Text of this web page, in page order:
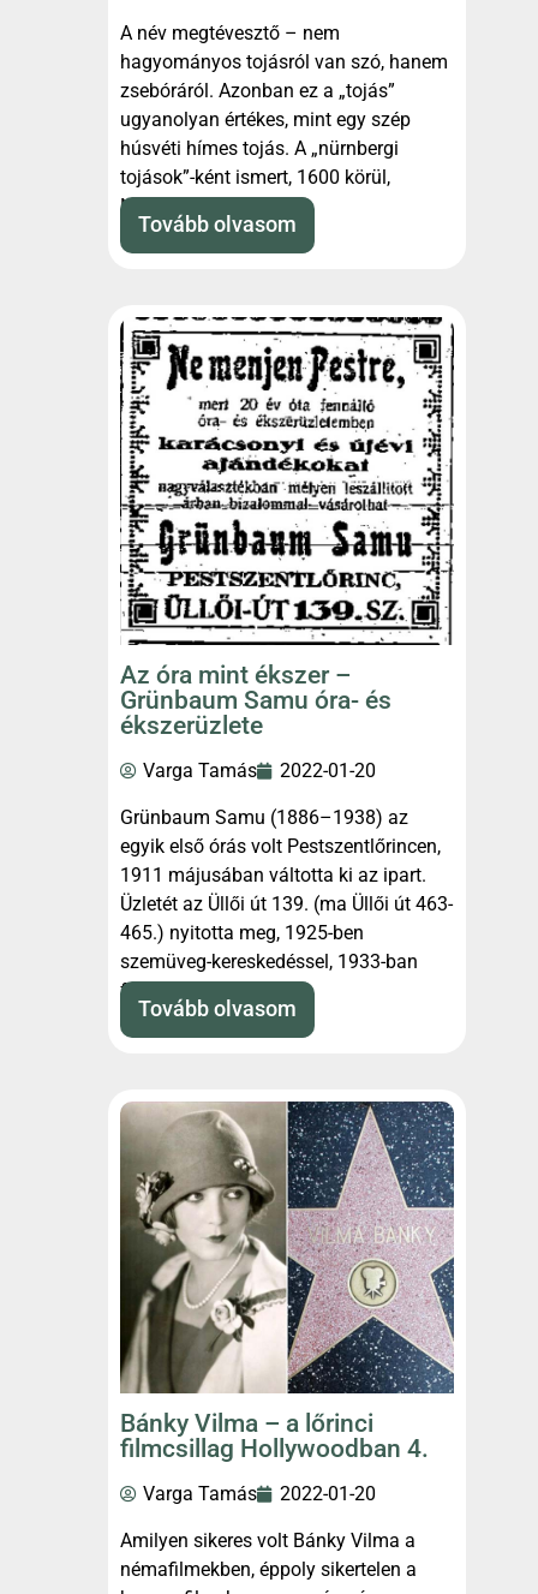
A név megtévesztő – nem
hagyományos tojásról van szó, hanem
zsebóráról. Azonban ez a „tojás”
ugyanolyan értékes, mint egy szép
húsvéti hímes tojás. A „nürnbergi
tojások”-ként ismert, 1600 körül,
Nürnbergben
Tovább olvasom
Az óra mint ékszer –
Grünbaum Samu óra- és
ékszerüzlete
Varga Tamás 2022-01-20
Grünbaum Samu (1886–1938) az
egyik első órás volt Pestszentlőrincen,
1911 májusában váltotta ki az ipart.
Üzletét az Üllői út 139. (ma Üllői út 463-
465.) nyitotta meg, 1925-ben
szemüveg-kereskedéssel, 1933-ban
fényképészeti
Tovább olvasom
Bánky Vilma – a lőrinci
filmcsillag Hollywoodban 4.
Varga Tamás 2022-01-20
Amilyen sikeres volt Bánky Vilma a
némafilmekben, éppoly sikertelen a